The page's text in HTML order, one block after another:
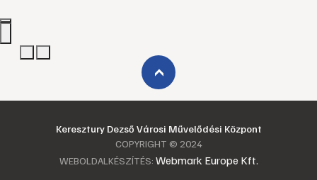
›
Keresztury Dezső Városi Művelődési Központ
COPYRIGHT © 2024
WEBOLDALKÉSZÍTÉS: Webmark Europe Kft.